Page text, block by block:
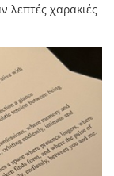
λεπτές χαρακιές